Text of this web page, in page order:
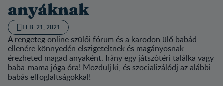
anyáknak
FEB. 21, 2021
A rengeteg online szülői fórum és a karodon ülő babád
ellenére könnyedén elszigeteltnek és magányosnak
érezheted magad anyaként. Irány egy játszótéri találka vagy
baba-mama jóga óra! Mozdulj ki, és szocializálódj az alábbi
babás elfoglaltságokkal!